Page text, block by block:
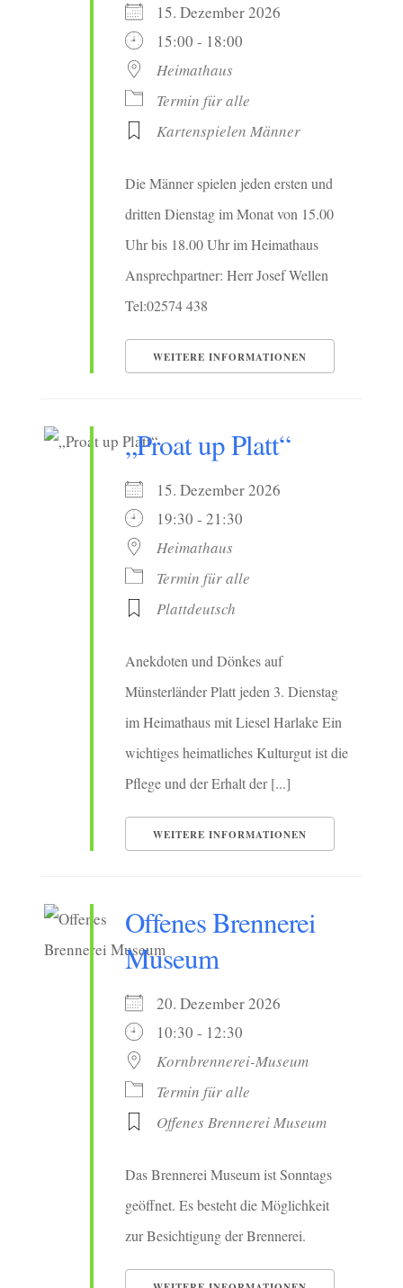
15. Dezember 2026
15:00 - 18:00
Heimathaus
Termin für alle
Kartenspielen Männer
Die Männer spielen jeden ersten und
dritten Dienstag im Monat von 15.00
Uhr bis 18.00 Uhr im Heimathaus
Ansprechpartner: Herr Josef Wellen
Tel:02574 438
WEITERE INFORMATIONEN
„Proat up Platt“
15. Dezember 2026
19:30 - 21:30
Heimathaus
Termin für alle
Plattdeutsch
Anekdoten und Dönkes auf
Münsterländer Platt jeden 3. Dienstag
im Heimathaus mit Liesel Harlake Ein
wichtiges heimatliches Kulturgut ist die
Pflege und der Erhalt der [...]
WEITERE INFORMATIONEN
Offenes Brennerei
Museum
20. Dezember 2026
10:30 - 12:30
Kornbrennerei-Museum
Termin für alle
Offenes Brennerei Museum
Das Brennerei Museum ist Sonntags
geöffnet. Es besteht die Möglichkeit
zur Besichtigung der Brennerei.